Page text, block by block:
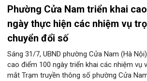
Phường Cửa Nam triển khai
ngày thực hiện các nhiệm vụ
chuyển đổi số
Sáng 31/7, UBND phường Cửa Nam (Hà
cao điểm 100 ngày triển khai các nhiệm vụ
mắt Trạm truyền thông số phường Cửa